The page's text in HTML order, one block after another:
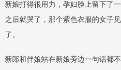
新娘打得很用力，孕妇脸上留下了
之后就哭了，那个紫色衣服的女子
了。
新郎和伴娘站在新娘旁边一句话都